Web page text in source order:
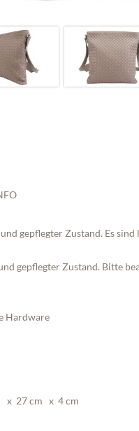
gepflegter Zustand. Es
gepflegter Zustand. Bitte
Hardware
x 27 cm x 4 cm